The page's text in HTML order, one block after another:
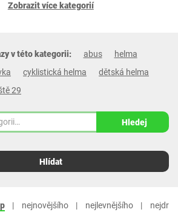
Zobrazit více kategorií
v této kategorii: abus
helma
cyklistická helma
dětská helma
29
Hledej
Hlídat
nejnovějšího nejlevnějšího